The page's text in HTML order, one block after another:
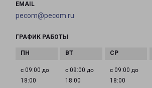
EMAIL
pecom@pecom.ru
ГРАФИК РАБОТЫ
с 09:00 до
18:00
с 09:00 до
18:00
с 09:00 до
18:00